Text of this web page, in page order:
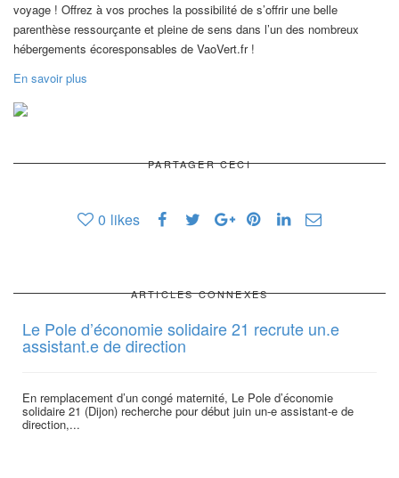
voyage ! Offrez à vos proches la possibilité de s’offrir une belle
parenthèse ressourçante et pleine de sens dans l’un des nombreux
hébergements écoresponsables de VaoVert.fr !
En savoir plus
PARTAGER CECI
0 likes
ARTICLES CONNEXES
Le Pole d’économie solidaire 21 recrute un.e
assistant.e de direction
En remplacement d’un congé maternité, Le Pole d’économie
solidaire 21 (Dijon) recherche pour début juin un-e assistant-e de
direction,...